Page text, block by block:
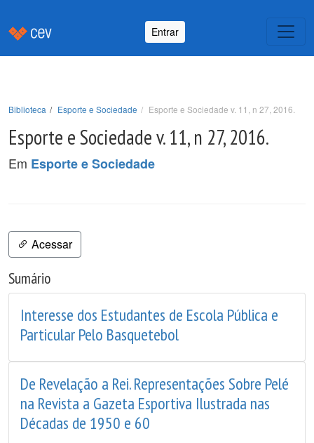
Entrar
Biblioteca Esporte e Sociedade Esporte e Sociedade v. 11, n 27, 2016.
Esporte e Sociedade v. 11, n 27, 2016.
Em Esporte e Sociedade
Acessar
Sumário
Interesse dos Estudantes de Escola Pública e
Particular Pelo Basquetebol
De Revelação a Rei. Representações Sobre Pelé
na Revista a Gazeta Esportiva Ilustrada nas
Décadas de 1950 e 60